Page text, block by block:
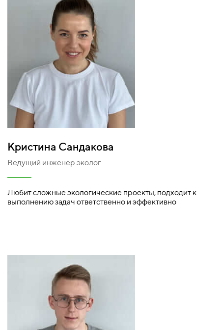
Кристина Сандакова
Ведущий инженер эколог
Любит сложные экологические проекты, подходит к
выполнению задач ответственно и эффективно